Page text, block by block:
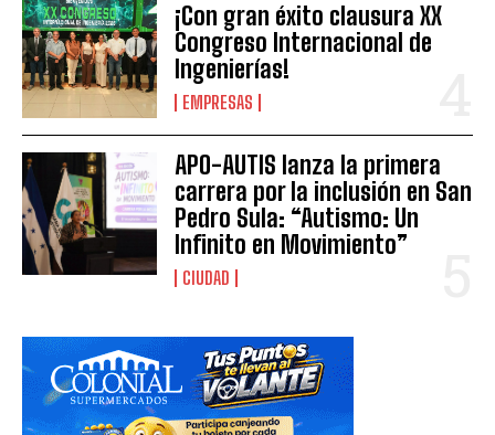
¡Con gran éxito clausura XX
Congreso Internacional de
Ingenierías!
EMPRESAS
APO-AUTIS lanza la primera
carrera por la inclusión en San
Pedro Sula: “Autismo: Un
Infinito en Movimiento”
CIUDAD